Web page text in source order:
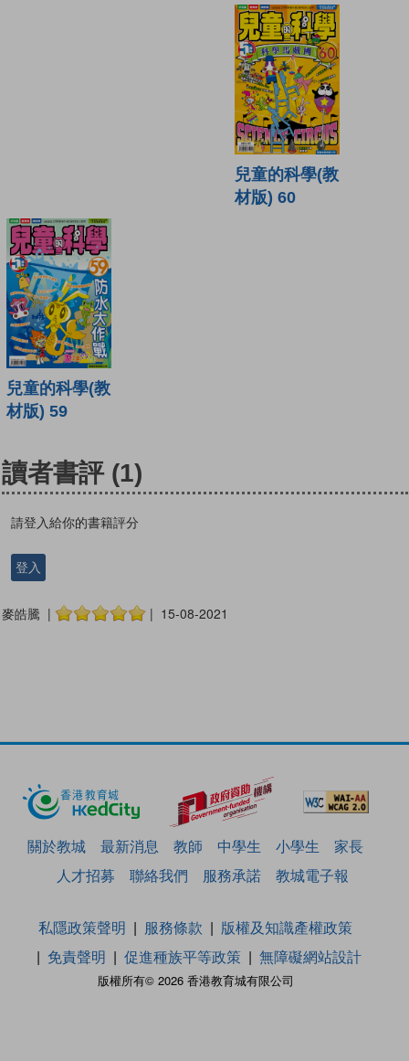
兒童的科學(教
材版) 60
兒童的科學(教
材版) 59
讀者書評 (1)
請登入給你的書籍評分
登入
麥皓騰 | | 15-08-2021
關於教城 最新消息 教師 中學生 小學生
家長
人才招募
聯絡我們 服務承諾 教城電子報
版權所有© 2026 香港教育城有限公司
私隱政策聲明 服務條款
版權及知識產權政策
免責聲明
促進種族平等政策 無障礙網站設計